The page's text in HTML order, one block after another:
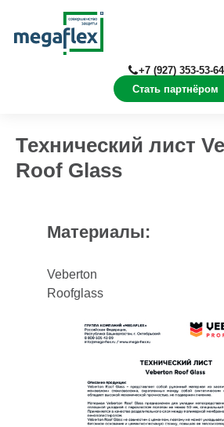
Стать партнёром
+7 (927) 353-53-64
Технический лист
Roof Glass
Материалы:
Veberton
Roofglass